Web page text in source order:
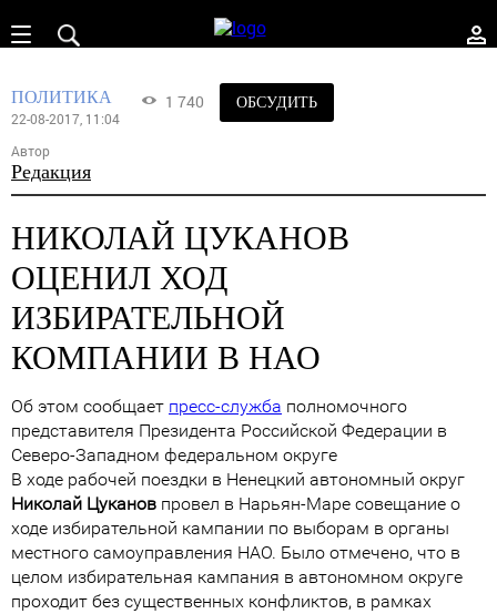
ПОЛИТИКА
22-08-2017, 11:04
Автор
Редакция
1 740 ОБСУДИТЬ
НИКОЛАЙ ЦУКАНОВ
ОЦЕНИЛ ХОД
ИЗБИРАТЕЛЬНОЙ
КОМПАНИИ В НАО
Об этом сообщает пресс-служба полномочного
представителя Президента Российской Федерации в
Северо-Западном федеральном округе
В ходе рабочей поездки в Ненецкий автономный округ
Николай Цуканов провел в Нарьян-Маре совещание о
ходе избирательной кампании по выборам в органы
местного самоуправления НАО. Было отмечено, что в
целом избирательная кампания в автономном округе
проходит без существенных конфликтов, в рамках